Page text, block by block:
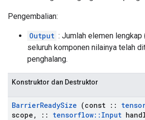
Pengembalian:
Output : Jumlah elemen
seluruh komponen nilainya telah
penghalang.
Konstruktor dan Destruktor
BarrierReadySize (const ::
scope , :: tensorflow:: Input